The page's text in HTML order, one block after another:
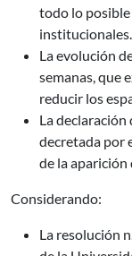
todo lo
institucionales.
La evolución
semanas, que
reducir los
La
decretada por
de la aparición
Considerando:
La resolución